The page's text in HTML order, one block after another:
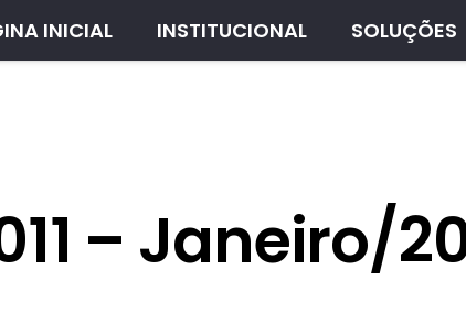
INICIAL INSTITUCIONAL SOLUÇÕES
– Janeiro/